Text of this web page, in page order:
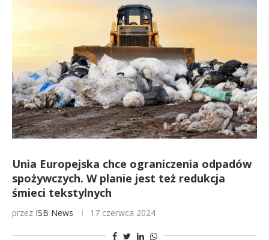
Unia Europejska chce ograniczenia odpadów
spożywczych. W planie jest też redukcja
śmieci tekstylnych
przez ISB News 17 czerwca 2024